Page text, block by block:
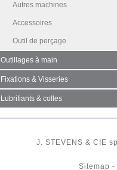
Autres machines
Accessoires
Outil de perçage
Outillages à main
Fixations & Visseries
Lubrifiants & colles
J. STEVENS & CIE
Sitemap -